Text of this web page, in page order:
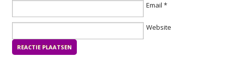
Email *
Website